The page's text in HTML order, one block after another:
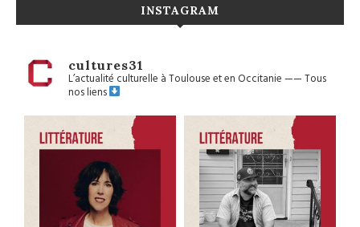
INSTAGRAM
cultures31
L’actualité culturelle à Toulouse et en Occitanie——Tous
nos liens